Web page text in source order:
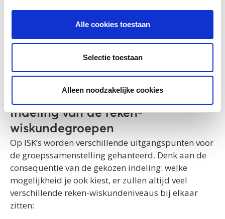
Alle cookies toestaan
Selectie toestaan
Alleen noodzakelijke cookies
Indeling van de reken-
wiskundegroepen
Op ISK’s worden verschillende uitgangspunten voor
de groepssamenstelling gehanteerd. Denk aan de
consequentie van de gekozen indeling: welke
mogelijkheid je ook kiest, er zullen altijd veel
verschillende reken-wiskundeniveaus bij elkaar
zitten: